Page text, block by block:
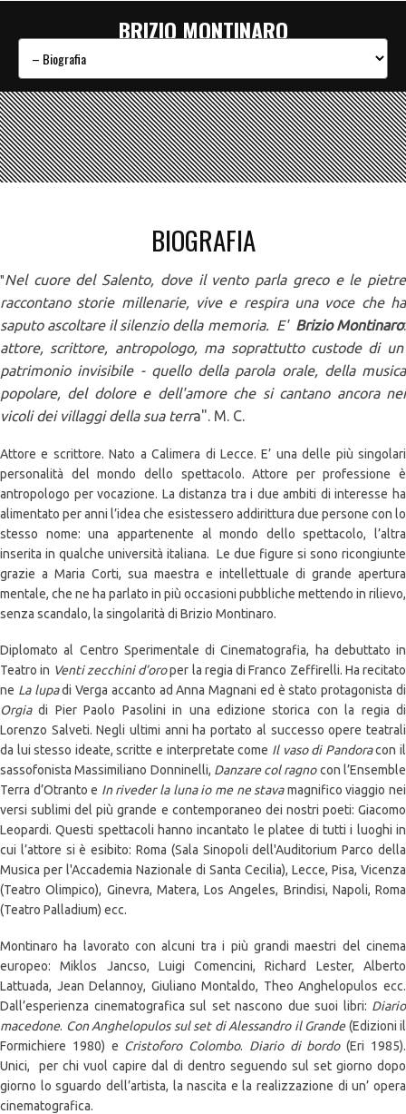
BRIZIO MONTINARO
BIOGRAFIA
"Nel cuore del Salento, dove il vento parla greco e le pietre
raccontano storie millenarie, vive e respira una voce che ha
saputo ascoltare il silenzio della memoria. E' Brizio Montinaro:
attore, scrittore, antropologo, ma soprattutto custode di un
patrimonio invisibile - quello della parola orale, della musica
popolare, del dolore e dell'amore che si cantano ancora nei
vicoli dei villaggi della sua terra". M. C.
Attore e scrittore. Nato a Calimera di Lecce. E’ una delle più singolari
personalità del mondo dello spettacolo. Attore per professione è
antropologo per vocazione. La distanza tra i due ambiti di interesse ha
alimentato per anni l’idea che esistessero addirittura due persone con lo
stesso nome: una appartenente al mondo dello spettacolo, l’altra
inserita in qualche università italiana. Le due figure si sono ricongiunte
grazie a Maria Corti, sua maestra e intellettuale di grande apertura
mentale, che ne ha parlato in più occasioni pubbliche mettendo in rilievo,
senza scandalo, la singolarità di Brizio Montinaro.
Diplomato al Centro Sperimentale di Cinematografia, ha debuttato in
Teatro in Venti zecchini d’oroper la regia di Franco Zeffirelli. Ha recitato
ne La lupadi Verga accanto ad Anna Magnani ed è stato protagonista di
Orgiadi Pier Paolo Pasolini in una edizione storica con la regia di
Lorenzo Salveti. Negli ultimi anni ha portato al successo opere teatrali
da lui stesso ideate, scritte e interpretate come Il vaso di Pandoracon il
sassofonista Massimiliano Donninelli, Danzare col ragnocon l’Ensemble
Terra d’Otranto e In riveder la luna io me ne stavamagnifico viaggio nei
versi sublimi del più grande e contemporaneo dei nostri poeti: Giacomo
Leopardi. Questi spettacoli hanno incantato le platee di tutti i luoghi in
cui l’attore si è esibito: Roma (Sala Sinopoli dell'Auditorium Parco della
Musica per l'Accademia Nazionale di Santa Cecilia), Lecce, Pisa, Vicenza
(Teatro Olimpico), Ginevra, Matera, Los Angeles, Brindisi, Napoli, Roma
(Teatro Palladium) ecc.
Montinaro ha lavorato con alcuni tra i più grandi maestri del cinema
europeo: Miklos Jancso, Luigi Comencini, Richard Lester, Alberto
Lattuada, Jean Delannoy, Giuliano Montaldo, Theo Anghelopulos ecc.
Dall’esperienza cinematografica sul set nascono due suoi libri: Diario
macedone. Con Anghelopulos sul set di Alessandro il Grande(Edizioni il
Formichiere 1980) e Cristoforo Colombo. Diario di bordo(Eri 1985).
Unici, per chi vuol capire dal di dentro seguendo sul set giorno dopo
giorno lo sguardo dell’artista, la nascita e la realizzazione di un’ opera
cinematografica.